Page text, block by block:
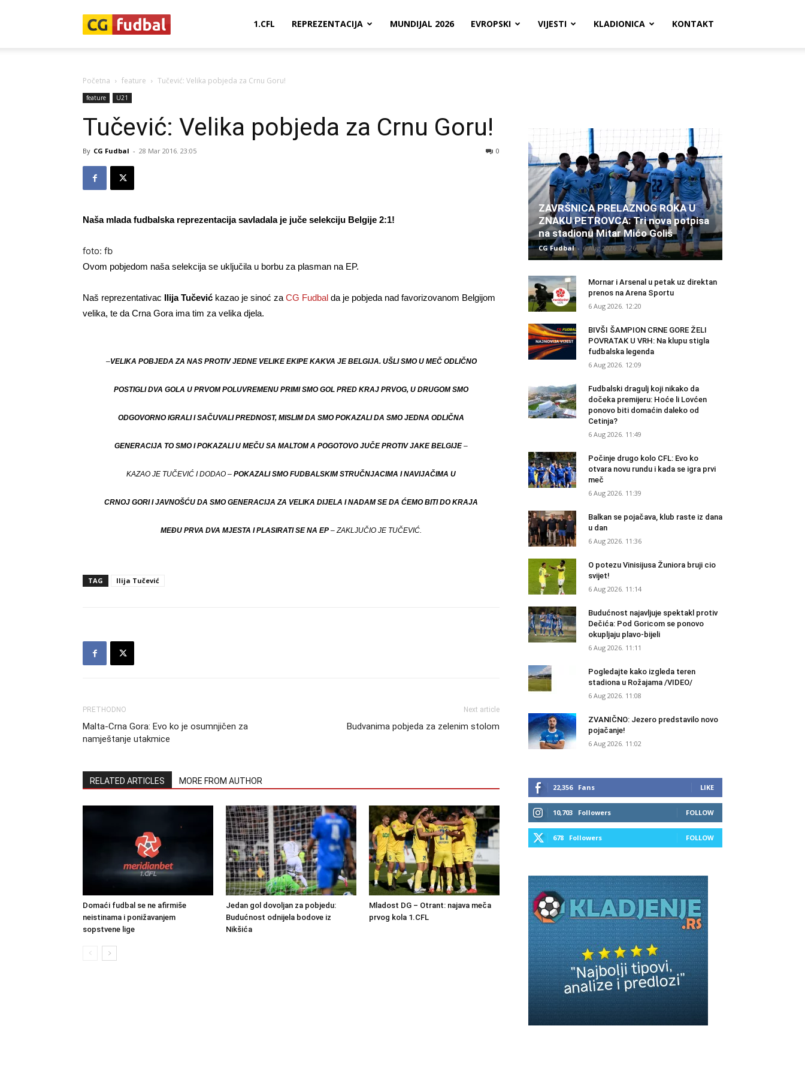
1.CFL REPREZENTACIJA MUNDIJAL 2026 EVROPSKI VIJESTI KLADIONICA KONTAKT
Početna feature Tučević: Velika pobjeda za Crnu Goru!
feature U21
Tučević: Velika pobjeda za Crnu Goru!
By CG Fudbal - 28 Mar 2016. 23:05 0
Naša mlada fudbalska reprezentacija savladala je juče selekciju Belgije 2:1!
foto: fb
Ovom pobjedom naša selekcija se uključila u borbu za plasman na EP.
Naš reprezentativac Ilija Tučević kazao je sinoć za CG Fudbal da je pobjeda nad favorizovanom Belgijom
velika, te da Crna Gora ima tim za velika djela.
–VELIKA POBJEDA ZA NAS PROTIV JEDNE VELIKE EKIPE KAKVA JE BELGIJA. UŠLI SMO U MEČ ODLIČNO
POSTIGLI DVA GOLA U PRVOM POLUVREMENU PRIMI SMO GOL PRED KRAJ PRVOG, U DRUGOM SMO
ODGOVORNO IGRALI I SAČUVALI PREDNOST, MISLIM DA SMO POKAZALI DA SMO JEDNA ODLIČNA
GENERACIJA TO SMO I POKAZALI U MEČU SA MALTOM A POGOTOVO JUČE PROTIV JAKE BELGIJE–
KAZAO JE TUČEVIĆ I DODAO – POKAZALI SMO FUDBALSKIM STRUČNJACIMA I NAVIJAČIMA U
CRNOJ GORI I JAVNOŠĆU DA SMO GENERACIJA ZA VELIKA DIJELA I NADAM SE DA ĆEMO BITI DO KRAJA
MEĐU PRVA DVA MJESTA I PLASIRATI SE NA EP – ZAKLJUČIO JE TUČEVIĆ.
TAG Ilija Tučević
PRETHODNO
Malta-Crna Gora: Evo ko je osumnjičen za
namještanje utakmice
Next article
Budvanima pobjeda za zelenim stolom
RELATED ARTICLES MORE FROM AUTHOR
Domaći fudbal se ne afirmiše
neistinama i ponižavanjem
sopstvene lige
Jedan gol dovoljan za pobjedu:
Budućnost odnijela bodove iz
Nikšića
Mladost DG – Otrant: najava meča
prvog kola 1.CFL
ZAVRŠNICA PRELAZNOG ROKA U
ZNAKU PETROVCA: Tri nova potpisa
na stadionu Mitar Mićo Goliš
CG Fudbal - 6 Aug 2026. 12:26
Mornar i Arsenal u petak uz direktan
prenos na Arena Sportu
6 Aug 2026. 12:20
BIVŠI ŠAMPION CRNE GORE ŽELI
POVRATAK U VRH: Na klupu stigla
fudbalska legenda
6 Aug 2026. 12:09
Fudbalski dragulj koji nikako da
dočeka premijeru: Hoće li Lovćen
ponovo biti domaćin daleko od
Cetinja?
6 Aug 2026. 11:49
Počinje drugo kolo CFL: Evo ko
otvara novu rundu i kada se igra prvi
meč
6 Aug 2026. 11:39
Balkan se pojačava, klub raste iz dana
u dan
6 Aug 2026. 11:36
O potezu Vinisijusa Žuniora bruji cio
svijet!
6 Aug 2026. 11:14
Budućnost najavljuje spektakl protiv
Dečića: Pod Goricom se ponovo
okupljaju plavo-bijeli
6 Aug 2026. 11:11
Pogledajte kako izgleda teren
stadiona u Rožajama /VIDEO/
6 Aug 2026. 11:08
ZVANIČNO: Jezero predstavilo novo
pojačanje!
6 Aug 2026. 11:02
22,356 Fans LIKE
10,703 Followers FOLLOW
678 Followers FOLLOW